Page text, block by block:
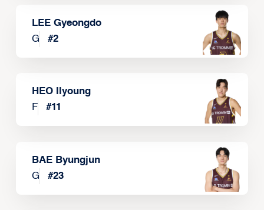
LEE Gyeongdo
G
#2
HEO Ilyoung
F
#11
BAE Byungjun
G
#23